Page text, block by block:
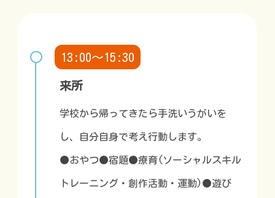
13:00～15:30
来所
学校から帰ってきたら手洗いうがいを
し、自分自身で考え行動します。
●おやつ●宿題●療育(ソーシャルスキル
トレーニング・創作活動・運動)●遊び